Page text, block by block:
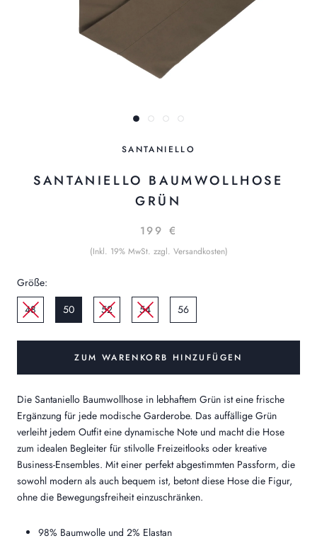
SANTANIELLO
SANTANIELLO BAUMWOLLHOSE
GRÜN
199 €
(Inkl. 19% MwSt. zzgl. Versandkosten)
Größe:
48
50 52 54 56
ZUM WARENKORB HINZUFÜGEN
Die Santaniello Baumwollhose in lebhaftem Grün ist eine frische
Ergänzung für jede modische Garderobe. Das auffällige Grün
verleiht jedem Outfit eine dynamische Note und macht die Hose
zum idealen Begleiter für stilvolle Freizeitlooks oder kreative
Business-Ensembles. Mit einer perfekt abgestimmten Passform, die
sowohl modern als auch bequem ist, betont diese Hose die Figur,
ohne die Bewegungsfreiheit einzuschränken.
98% Baumwolle und 2% Elastan